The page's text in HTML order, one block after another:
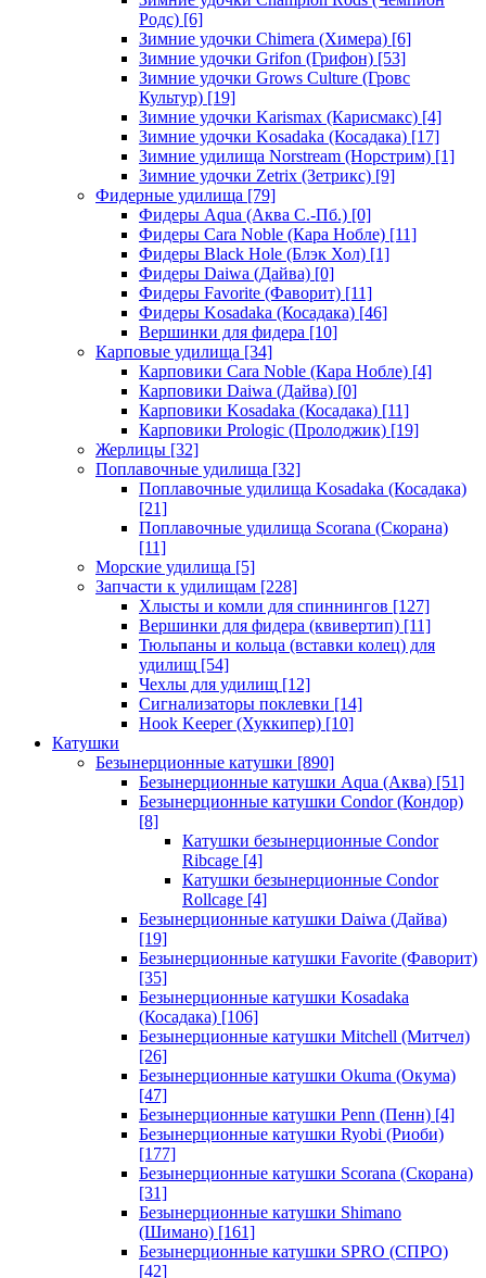
Родс) [6]
Зимние удочки Chimera (Химера) [6]
Зимние удочки Grifon (Грифон) [53]
Зимние удочки Grows Culture (Гровс
Культур) [19]
Зимние удочки Karismax (Карисмакс) [4]
Зимние удочки Kosadaka (Косадака) [17]
Зимние удилища Norstream (Норстрим) [1]
Зимние удочки Zetrix (Зетрикс) [9]
Фидерные удилища [79]
Фидеры Aqua (Аква С.-Пб.) [0]
Фидеры Cara Noble (Кара Нобле) [11]
Фидеры Black Hole (Блэк Хол) [1]
Фидеры Daiwa (Дайва) [0]
Фидеры Favorite (Фаворит) [11]
Фидеры Kosadaka (Косадака) [46]
Вершинки для фидера [10]
Карповые удилища [34]
Карповики Cara Noble (Кара Нобле) [4]
Карповики Daiwa (Дайва) [0]
Карповики Kosadaka (Косадака) [11]
Карповики Prologic (Пролоджик) [19]
Жерлицы [32]
Поплавочные удилища [32]
Поплавочные удилища Kosadaka (Косадака)
[21]
Поплавочные удилища Scorana (Скорана)
[11]
Морские удилища [5]
Запчасти к удилищам [228]
Хлысты и комли для спиннингов [127]
Вершинки для фидера (квивертип) [11]
Тюльпаны и кольца (вставки колец) для
удилищ [54]
Чехлы для удилищ [12]
Сигнализаторы поклевки [14]
Hook Keeper (Хуккипер) [10]
Катушки
Безынерционные катушки [890]
Безынерционные катушки Aqua (Аква) [51]
Безынерционные катушки Condor (Кондор)
[8]
Катушки безынерционные Condor
Ribcage [4]
Катушки безынерционные Condor
Rollcage [4]
Безынерционные катушки Daiwa (Дайва)
[19]
Безынерционные катушки Favorite (Фаворит)
[35]
Безынерционные катушки Kosadaka
(Косадака) [106]
Безынерционные катушки Mitchell (Митчел)
[26]
Безынерционные катушки Okuma (Окума)
[47]
Безынерционные катушки Penn (Пенн) [4]
Безынерционные катушки Ryobi (Риоби)
[177]
Безынерционные катушки Scorana (Скорана)
[31]
Безынерционные катушки Shimano
(Шимано) [161]
Безынерционные катушки SPRO (СПРО)
[42]